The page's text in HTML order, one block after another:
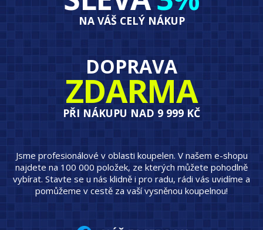
NA VÁŠ CELÝ NÁKUP
DOPRAVA
ZDARMA
PŘI NÁKUPU NAD 9 999 KČ
Jsme profesionálové v oblasti koupelen. V našem e-shopu
najdete na 100 000 položek, ze kterých můžete pohodlně
vybírat. Stavte se u nás klidně i pro radu, rádi vás uvidíme a
pomůžeme v cestě za vaší vysněnou koupelnou!